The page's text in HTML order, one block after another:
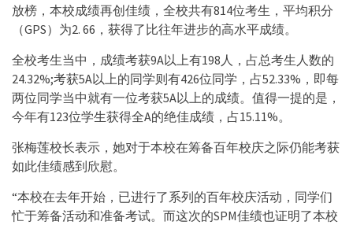
放榜，本校成绩再创佳绩，全校共有814位考生，平均积分
（GPS）为2. 66，获得了比往年进步的高水平成绩。
全校考生当中，成绩考获9A以上有198人，占总考生人数的
24.32%;考获5A以上的同学则有426位同学，占52.33%，即每
两位同学当中就有一位考获5A以上的成绩。值得一提的是，
今年有123位学生获得全A的绝佳成绩，占15.11%。
张梅莲校长表示，她对于本校在筹备百年校庆之际仍能考获
如此佳绩感到欣慰。
“本校在去年开始，已进行了系列的百年校庆活动，同学们
忙于筹备活动和准备考试。而这次的SPM佳绩也证明了本校